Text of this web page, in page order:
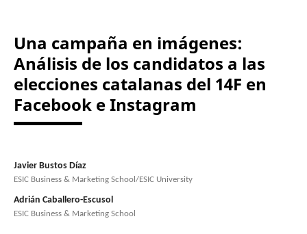
Una campaña en imágenes:
Análisis de los candidatos a las
elecciones catalanas del 14F en
Facebook e Instagram
Javier Bustos Díaz
ESIC Business & Marketing School/ESIC University
Adrián Caballero-Escusol
ESIC Business & Marketing School